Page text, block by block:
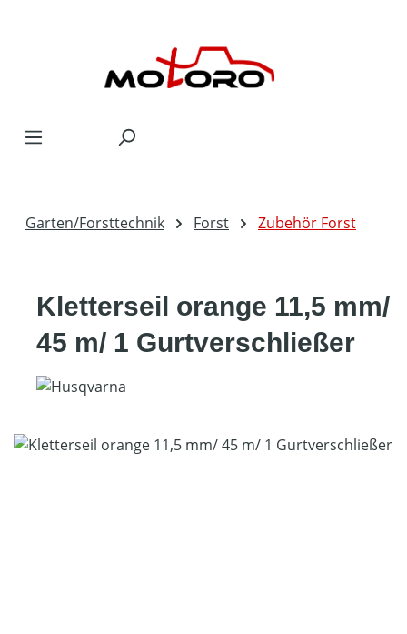
Garten/Forsttechnik Forst Zubehör Forst
Kletterseil orange 11,5 mm/
45 m/ 1 Gurtverschließer
Bildergalerie überspringen